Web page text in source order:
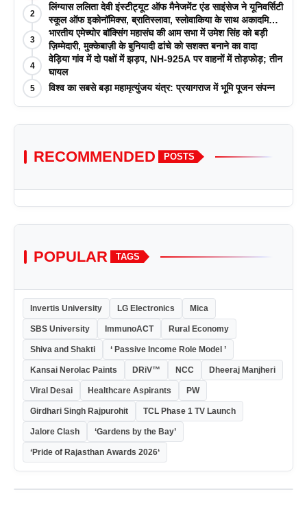
2
लिंग्यास ललिता देवी इंस्टीट्यूट ऑफ मैनेजमेंट एंड साइंसेज ने यूनिवर्सिटी
स्कूल ऑफ इकोनॉमिक्स, ब्रातिस्लावा, स्लोवाकिया के साथ अकादमिक
पत्रिकाओं में प्रकाशन रणनीतियों पर एक दिवसीय कार्यशाला का
आयोजन किया
3
भारतीय एमेच्योर बॉक्सिंग महासंघ की आम सभा में उमेश सिंह को बड़ी
ज़िम्मेदारी, मुक्केबाज़ी के बुनियादी ढांचे को सशक्त बनाने का वादा
4
वेड़िया गांव में दो पक्षों में झड़प, NH-925A पर वाहनों में तोड़फोड़; तीन
घायल
5 विश्व का सबसे बड़ा महामृत्युंजय यंत्र: प्रयागराज में भूमि पूजन संपन्न
RECOMMENDED POSTS
POPULAR TAGS
Invertis University LG Electronics Mica
SBS University ImmunoACT Rural Economy
Shiva and Shakti ‘ Passive Income Role Model ’
Kansai Nerolac Paints DRiV™ NCC Dheeraj Manjheri
Viral Desai Healthcare Aspirants PW
Girdhari Singh Rajpurohit TCL Phase 1 TV Launch
Jalore Clash ‘Gardens by the Bay’
‘Pride of Rajasthan Awards 2026‘